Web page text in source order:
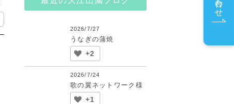
2026/7/27
うなぎの蒲焼
+2
2026/7/24
歌の翼ネットワーク様
+1